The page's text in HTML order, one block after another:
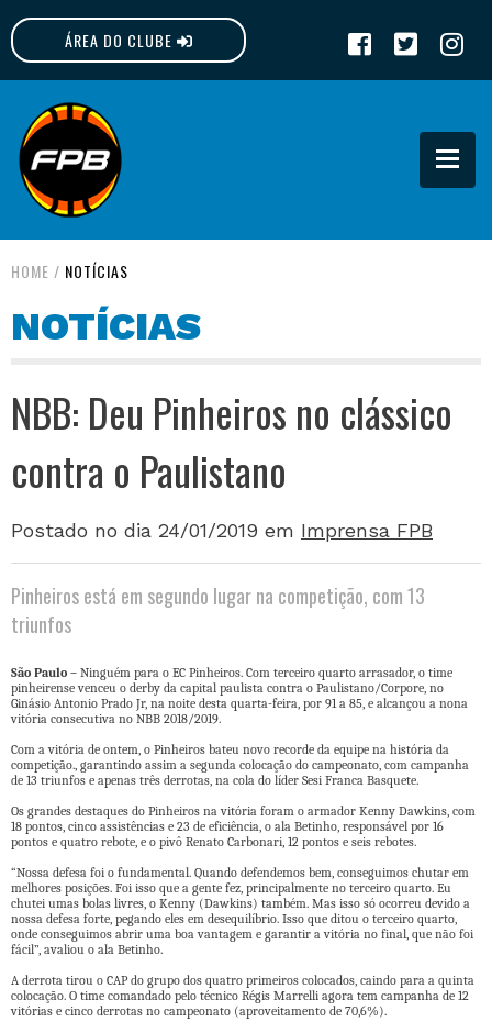
ÁREA DO CLUBE
FPB
HOME / NOTÍCIAS
NOTÍCIAS
NBB: Deu Pinheiros no clássico
contra o Paulistano
Postado no dia 24/01/2019 em Imprensa FPB
Pinheiros está em segundo lugar na competição, com 13
triunfos
São Paulo – Ninguém para o EC Pinheiros. Com terceiro quarto arrasador, o time
pinheirense venceu o derby da capital paulista contra o Paulistano/Corpore, no
Ginásio Antonio Prado Jr, na noite desta quarta-feira, por 91 a 85, e alcançou a nona
vitória consecutiva no NBB 2018/2019.
Com a vitória de ontem, o Pinheiros bateu novo recorde da equipe na história da
competição., garantindo assim a segunda colocação do campeonato, com campanha
de 13 triunfos e apenas três derrotas, na cola do líder Sesi Franca Basquete.
Os grandes destaques do Pinheiros na vitória foram o armador Kenny Dawkins, com
18 pontos, cinco assistências e 23 de eficiência, o ala Betinho, responsável por 16
pontos e quatro rebote, e o pivô Renato Carbonari, 12 pontos e seis rebotes.
“Nossa defesa foi o fundamental. Quando defendemos bem, conseguimos chutar em
melhores posições. Foi isso que a gente fez, principalmente no terceiro quarto. Eu
chutei umas bolas livres, o Kenny (Dawkins) também. Mas isso só ocorreu devido a
nossa defesa forte, pegando eles em desequilíbrio. Isso que ditou o terceiro quarto,
onde conseguimos abrir uma boa vantagem e garantir a vitória no final, que não foi
fácil”, avaliou o ala Betinho.
A derrota tirou o CAP do grupo dos quatro primeiros colocados, caindo para a quinta
colocação. O time comandado pelo técnico Régis Marrelli agora tem campanha de 12
vitórias e cinco derrotas no campeonato (aproveitamento de 70,6%).